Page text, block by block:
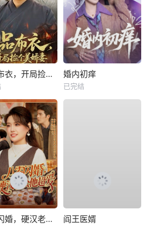
一品布衣，开局捡个美娇妻 婚内初痒
已完结
八零闪婚，硬汉老公他超爱 阎王医婿